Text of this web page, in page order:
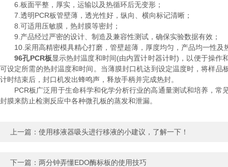
6.板面平整，厚实，运输以及热循环后无变形；
7.透明PCR板管壁薄，透光性好，纵向、横向标记清晰；
8.可适用压敏膜，热封膜等密封；
9.产品经过严密的设计、制造及兼容性测试，确保实验数据有效；
10.采用高精密模具精心打磨，管壁超薄，厚度均匀，产品均一性及
96孔PCR板显示热封温度和时间(由内置计时器计时)，以便于操作
可设定所需的热封温度和时间。当薄膜封口机达到设定温度时，将样
计时结束后，封口机发出蜂鸣声，释放手柄并完成热封。
PCR板广泛用于生命科学和化学分析行业的高通量测试和培养，常
封膜来防止检测反应中各种微孔板的蒸发和泄漏。
上一篇： 使用移液器吸头进行移液的小建议，了解一下！
下一篇： 两分钟弄懂EDO酶标板的使用技巧